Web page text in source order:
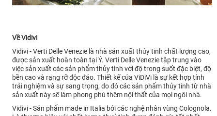
Về Vidivi
Vidivi - Verti Delle Venezie là nhà sản xuất thủy tinh chất lượng cao,
được sản xuất hoàn toàn tại Ý. Verti Delle Venezie tập trung vào
việc sản xuất các sản phẩm thủy tinh với độ trong suốt đặc biệt, độ
bền cao và rạng rỡ độc đáo. Thiết kế của ViDiVi là sự kết hợp tính
trải nghiệm và sự sang trọng, do đó các sản phẩm thủy tinh từ nhà
sản xuất này sẽ làm phong phú thêm nội thất của mọi ngôi nhà.
Vidivi - Sản phẩm made in Italia bởi các nghệ nhân vùng Colognola.